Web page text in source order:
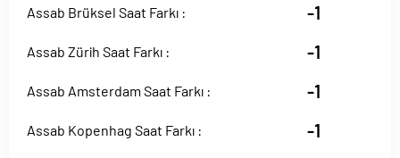
Assab Brüksel Saat Farkı : -1
Assab Zürih Saat Farkı : -1
Assab Amsterdam Saat Farkı : -1
Assab Kopenhag Saat Farkı : -1